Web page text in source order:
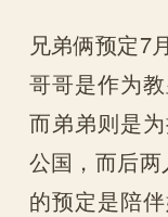
兄弟俩预定7
哥哥是作为
而弟弟则是
公国，而后
的预定是陪